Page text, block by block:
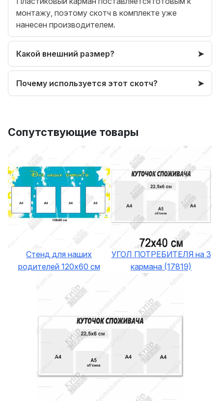
монтажу, поэтому скотч в комплекте уже
нанесен производителем.
Какой внешний размер?
Почему используется этот скотч?
Сопутствующие товары
Стенд для наших
родителей 120х60 см
УГОЛ ПОТРЕБИТЕЛЯ на 3
кармана (17819)